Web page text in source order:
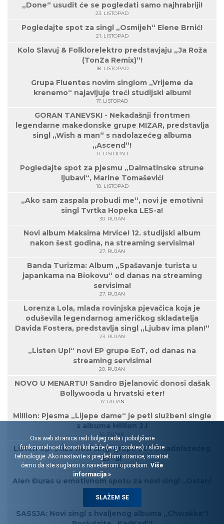
„Done“ usudit će se pogledati samo najhrabriji!
23. LISTOPAD
Pogledajte spot za singl „Osmijeh“ Elene Brnić!
21. LISTOPAD
Kolo Slavuj & Folklorelektro predstavjaju „Ja Roža
(TonZa Remix)“!
18. LISTOPAD
Grupa Fluentes novim singlom „Vrijeme da
krenemo“ najavljuje treći studijski album!
17. LISTOPAD
GORAN TANEVSKI - Nekadašnji frontmen
legendarne makedonske grupe MIZAR, predstavlja
singl „Wish a man“ s nadolazećeg albuma
„Ascend“!
11. LISTOPAD
Pogledajte spot za pjesmu „Dalmatinske strune
ljubavi“, Marine Tomašević!
10. LISTOPAD
„Ako sam zaspala probudi me“, novi je emotivni
singl Tvrtka Hopeka LES-a!
30. RUJAN
Novi album Maksima Mrvice! 12. studijski album
nakon šest godina, na streaming servisima!
27. RUJAN
Banda Turizma: Album „Spašavanje turista u
japankama na Biokovu“ od danas na streaming
servisima!
27. RUJAN
Lorenza Lola, mlada rovinjska pjevačica koja je
oduševila legendarnog američkog skladatelja
Davida Fostera, predstavlja singl „Ljubav ima plan!“
23. RUJAN
„Listen Up!“ novi EP grupe EoT, od danas na
streaming servisima!
20. RUJAN
NOVO U MENARTU! Sandro Bjelanović donosi dašak
Bollywooda u hrvatski eter!
17. RUJAN
Million: Pjesma „Lijepe dame“ je peti službeni single
s albuma Million 2.!
16. RUJAN
Listen Up! Stiže novi singl grupe EoT s nadolazećeg
EP-a!
05. RUJAN
Alen Đuras u emotivnom spotu za novi singl „Ostani
uz njega“!
03. RUJAN
SASSJA: Novi singl s hvaljenog albuma „Chwakka“!
Ova web stranica radi boljeg rada i poboljšane
funkcionalnosti koristi kolačiće (eng. cookies) i slične
tehnologije. Ako nastavite s pregledom stranice, smatrat
ćemo da ste suglasni s navedenom uporabom. Više
informacija »
SLAŽEM SE